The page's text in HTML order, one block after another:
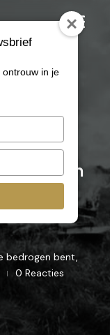
met
van
bedrogen bent,
| 0 Reacties
in je